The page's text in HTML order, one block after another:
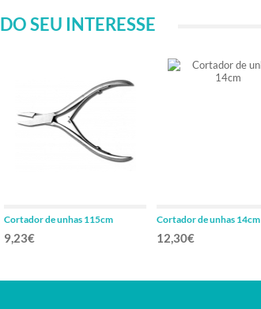
DO SEU INTERESSE
Cortador de unhas 115cm
9,23€
Cortador de unhas 14cm
12,30€